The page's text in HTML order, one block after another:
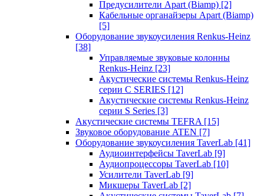
Предусилители Apart (Biamp) [2]
Кабельные органайзеры Apart (Biamp)
[5]
Оборудование звукоусиления Renkus-Heinz
[38]
Управляемые звуковые колонны
Renkus-Heinz [23]
Акустические системы Renkus-Heinz
серии C SERIES [12]
Акустические системы Renkus-Heinz
серии S Series [3]
Акустические системы TEFRA [15]
Звуковое оборудование ATEN [7]
Оборудование звукоусиления TaverLab [41]
Аудиоинтерфейсы TaverLab [9]
Аудиопроцессоры TaverLab [10]
Усилители TaverLab [9]
Микшеры TaverLab [2]